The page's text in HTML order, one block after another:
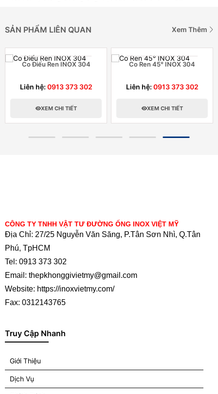
SẢN PHẨM LIÊN QUAN Xem Thêm
Co Điếu Ren INOX 304
Liên hệ: 0913 373 302
XEM CHI TIẾT
Co Ren 45° INOX 304
Liên hệ: 0913 373 302
XEM CHI TIẾT
Địa Chỉ: 27/25 Nguyễn Văn Săng, P.Tân Sơn Nhì, Q.Tân
Phú, TpHCM
Tel: 0913 373 302
Email: thepkhonggivietmy@gmail.com
Website: https://inoxvietmy.com/
Fax: 0312143765
Dịch Vụ
Chính Sách